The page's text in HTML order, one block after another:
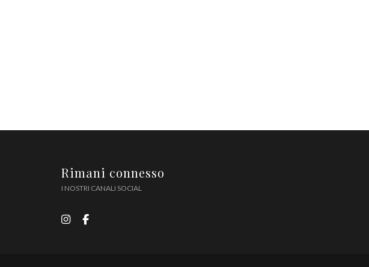
Rimani connesso
I NOSTRI CANALI SOCIAL